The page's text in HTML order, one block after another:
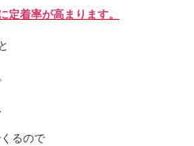
定着率が高まります。
るので